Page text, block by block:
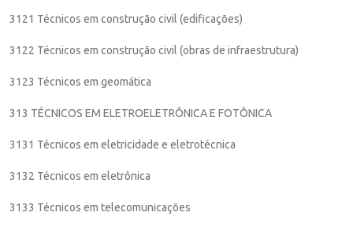
3121 Técnicos em construção civil (edificações)
3122 Técnicos em construção civil (obras de infraestrutura)
3123 Técnicos em geomática
313 TÉCNICOS EM ELETROELETRÔNICA E FOTÔNICA
3131 Técnicos em eletricidade e eletrotécnica
3132 Técnicos em eletrônica
3133 Técnicos em telecomunicações